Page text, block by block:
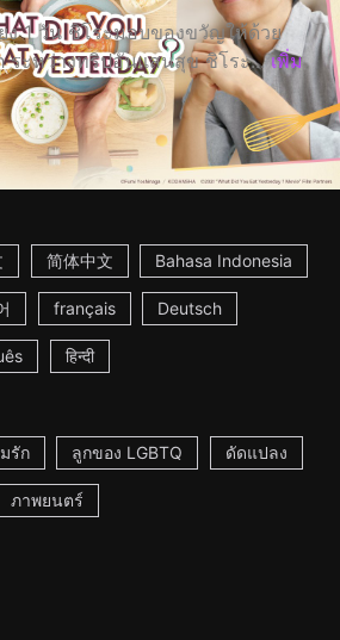
ง 1 วัน ชิโระมอบของขวัญให้ด้วย
ระหว่างทริปอันแสนสุข ชิโระ... เพิ่ม
简体中文 Bahasa Indonesia
français Deutsch
हिन्दी
รัก ลูกของ LGBTQ ดัดแปลง
ภาพยนตร์